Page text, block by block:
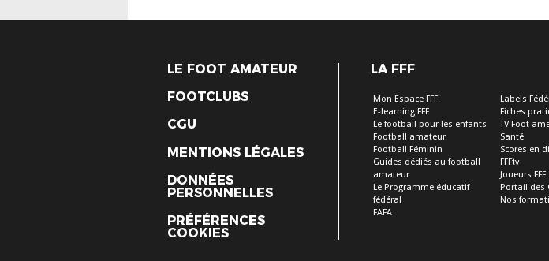
LE FOOT AMATEUR
FOOTCLUBS
CGU
MENTIONS LÉGALES
DONNÉES
PERSONNELLES
PRÉFÉRENCES
COOKIES
LA FFF
Mon Espace FFF
E-learning FFF
Le football pour les enfants
Football amateur
Football Féminin
Guides dédiés au football
amateur
Le Programme éducatif
fédéral
FAFA
Labels
Fiches
TV Foot
Santé
Scores en
FFFtv
Joueurs FFF
Portail des
Nos